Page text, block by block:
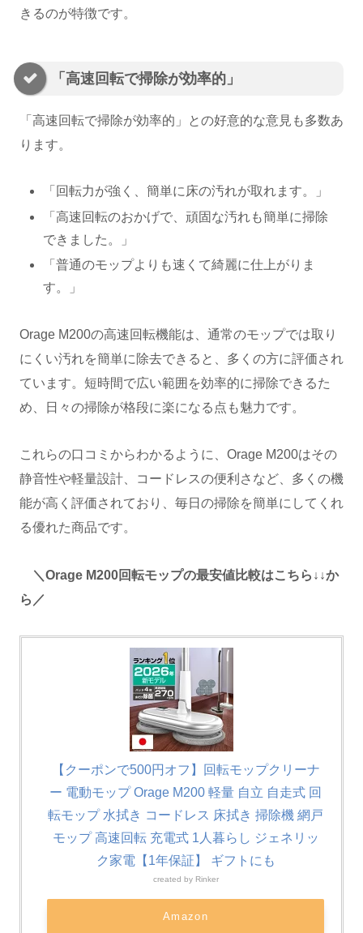
きるのが特徴です。
「高速回転で掃除が効率的」
「高速回転で掃除が効率的」との好意的な意見も多数あ
ります。
「回転力が強く、簡単に床の汚れが取れます。」
「高速回転のおかげで、頑固な汚れも簡単に掃除
できました。」
「普通のモップよりも速くて綺麗に仕上がりま
す。」
Orage M200の高速回転機能は、通常のモップでは取り
にくい汚れを簡単に除去できると、多くの方に評価され
ています。短時間で広い範囲を効率的に掃除できるた
め、日々の掃除が格段に楽になる点も魅力です。
これらの口コミからわかるように、Orage M200はその
静音性や軽量設計、コードレスの便利さなど、多くの機
能が高く評価されており、毎日の掃除を簡単にしてくれ
る優れた商品です。
＼Orage M200回転モップの最安値比較はこちら↓↓か
ら／
【クーポンで500円オフ】回転モップクリーナ
ー 電動モップ Orage M200 軽量 自立 自走式 回
転モップ 水拭き コードレス 床拭き 掃除機 網戸
モップ 高速回転 充電式 1人暮らし ジェネリッ
ク家電【1年保証】 ギフトにも
created by Rinker
Amazon